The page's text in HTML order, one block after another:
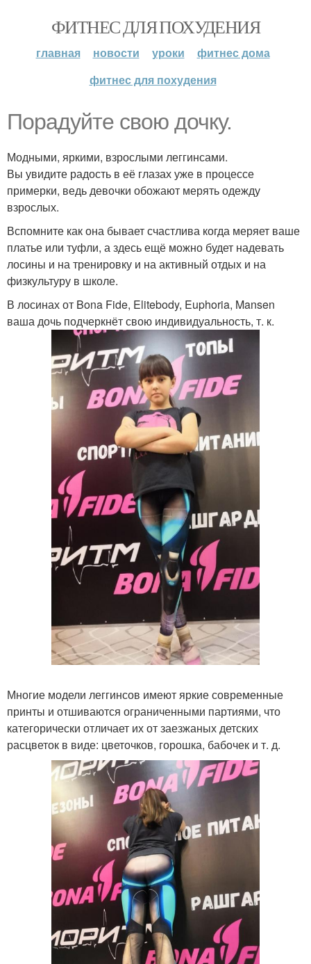
ФИТНЕС ДЛЯ ПОХУДЕНИЯ
главная новости уроки
фитнес дома
фитнес для похудения
Порадуйте свою дочку.
Модными, яркими, взрослыми леггинсами.
Вы увидите радость в её глазах уже в процессе
примерки, ведь девочки обожают мерять одежду
взрослых.
Вспомните как она бывает счастлива когда меряет ваше
платье или туфли, а здесь ещё можно будет надевать
лосины и на тренировку и на активный отдых и на
физкультуру в школе.
В лосинах от Bona Fide, Elitebody, Euphoria, Mansen
ваша дочь подчеркнёт свою индивидуальность, т. к.
Многие модели леггинсов имеют яркие современные
принты и отшиваются ограниченными партиями, что
категорически отличает их от заезжаных детских
расцветок в виде: цветочков, горошка, бабочек и т. д.